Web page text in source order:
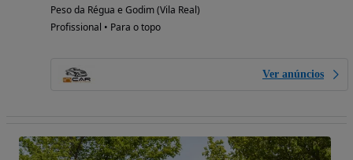
Peso da Régua e Godim (Vila Real)
Profissional • Para o topo
Ver anúncios